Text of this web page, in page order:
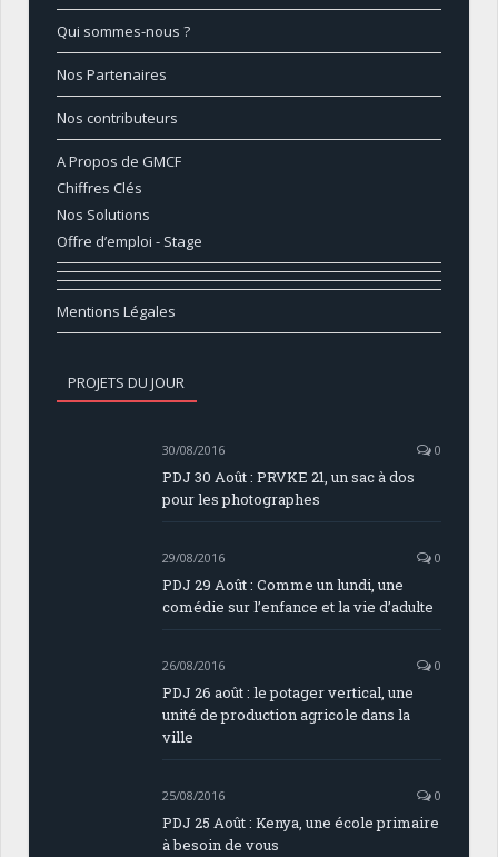
Qui sommes-nous ?
Nos Partenaires
Nos contributeurs
A Propos de GMCF
Chiffres Clés
Nos Solutions
Offre d’emploi - Stage
Mentions Légales
PROJETS DU JOUR
30/08/2016 0
PDJ 30 Août : PRVKE 21, un sac à dos
pour les photographes
29/08/2016 0
PDJ 29 Août : Comme un lundi, une
comédie sur l’enfance et la vie d’adulte
26/08/2016 0
PDJ 26 août : le potager vertical, une
unité de production agricole dans la
ville
25/08/2016 0
PDJ 25 Août : Kenya, une école primaire
à besoin de vous